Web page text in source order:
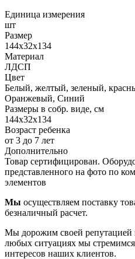
Единица измерения
шт
Размер
144x32x134
Материал
ЛДСП
Цвет
Белый, желтый, зеленый,
Оранжевый, Синий
Размеры в собр. виде, см
144x32x134
Возраст ребенка
от 3 до 7 лет
Дополнительно
Товар сертифицирован.
представленного на фото по
элементов
Мы осуществляем поставку
безналичный расчет.
Мы дорожим своей репутацией
любых ситуациях мы
интересов наших клиентов.